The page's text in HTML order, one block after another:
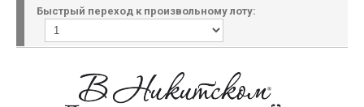
Быстрый переход к произвольному лоту: